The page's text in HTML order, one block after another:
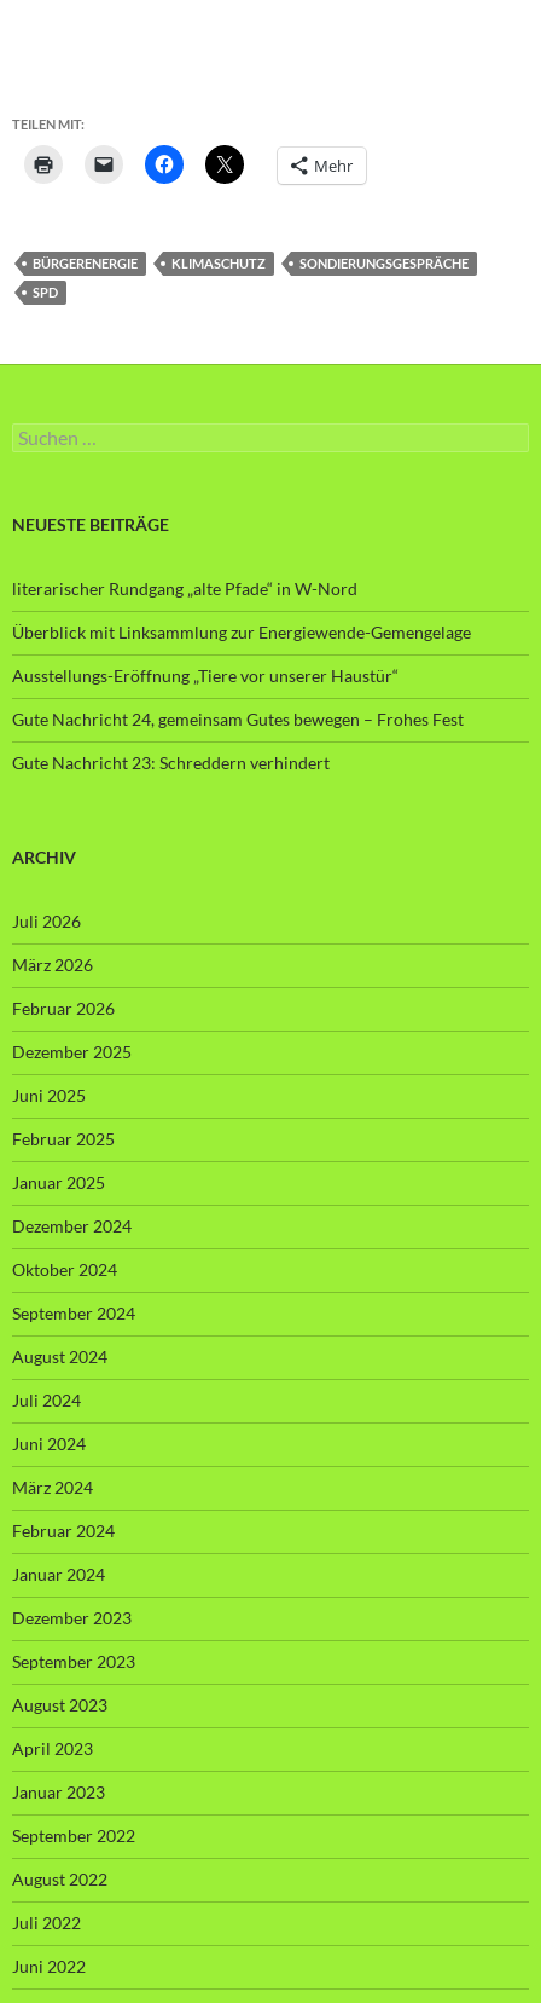
TEILEN MIT:
Mehr
BÜRGERENERGIE KLIMASCHUTZ
SONDIERUNGSGESPRÄCHE
SPD
Suche
nach:
NEUESTE BEITRÄGE
literarischer Rundgang „alte Pfade“ in W-Nord
Überblick mit Linksammlung zur Energiewende-Gemengelage
Ausstellungs-Eröffnung „Tiere vor unserer Haustür“
Gute Nachricht 24, gemeinsam Gutes bewegen – Frohes Fest
Gute Nachricht 23: Schreddern verhindert
ARCHIV
Juli 2026
März 2026
Februar 2026
Dezember 2025
Juni 2025
Februar 2025
Januar 2025
Dezember 2024
Oktober 2024
September 2024
August 2024
Juli 2024
Juni 2024
März 2024
Februar 2024
Januar 2024
Dezember 2023
September 2023
August 2023
April 2023
Januar 2023
September 2022
August 2022
Juli 2022
Juni 2022